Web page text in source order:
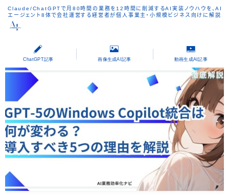
Claude/ChatGPTで月80時間の業務を12時間に削減するAI実装ノウハウを、AI
エージェント8体で会社運営する経営者が個人事業主・小規模ビジネス向けに解説
ChatGPT記事 画像生成AI記事 動画生成AI記事